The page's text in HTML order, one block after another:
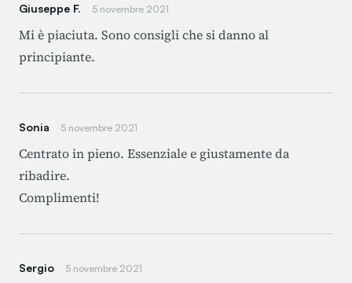
Giuseppe F. 5 novembre 2021
Mi è piaciuta. Sono consigli che si danno al
principiante.
Sonia 5 novembre 2021
Centrato in pieno. Essenziale e giustamente da
ribadire.
Complimenti!
Sergio 5 novembre 2021